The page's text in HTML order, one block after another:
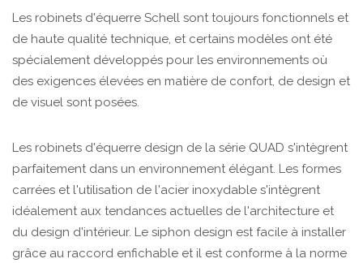
Les robinets d'équerre Schell sont toujours fonctionnels et
de haute qualité technique, et certains modèles ont été
spécialement développés pour les environnements où
des exigences élevées en matière de confort, de design et
de visuel sont posées.
Les robinets d'équerre design de la série QUAD s'intègrent
parfaitement dans un environnement élégant. Les formes
carrées et l'utilisation de l'acier inoxydable s'intègrent
idéalement aux tendances actuelles de l'architecture et
du design d'intérieur. Le siphon design est facile à installer
grâce au raccord enfichable et il est conforme à la norme